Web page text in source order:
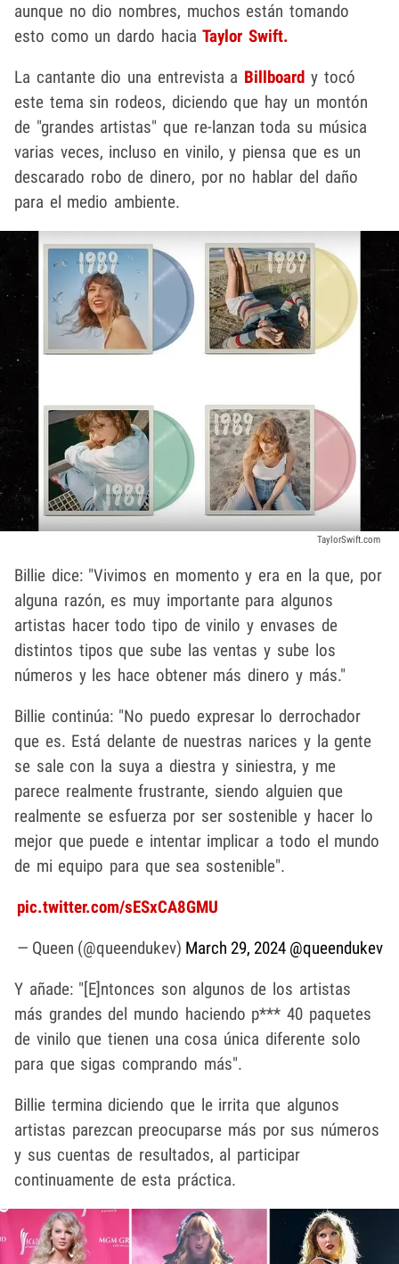
aunque no dio nombres, muchos están tomando
esto como un dardo haciaTaylor Swift.
La cantante dio una entrevista a Billboard y tocó
este tema sin rodeos, diciendo que hay un montón
de "grandes artistas" que re-lanzan toda su música
varias veces, incluso en vinilo, y piensa que es un
descarado robo de dinero, por no hablar del daño
para el medio ambiente.
TaylorSwift.com
Billie dice: "Vivimos en momento y era en la que, por
alguna razón, es muy importante para algunos
artistas hacer todo tipo de vinilo y envases de
distintos tipos que sube las ventas y sube los
números y les hace obtener más dinero y más."
Billie continúa: "No puedo expresar lo derrochador
que es. Está delante de nuestras narices y la gente
se sale con la suya a diestra y siniestra, y me
parece realmente frustrante, siendo alguien que
realmente se esfuerza por ser sostenible y hacer lo
mejor que puede e intentar implicar a todo el mundo
de mi equipo para que sea sostenible".
pic.twitter.com/sESxCA8GMU
— Queen (@queendukev) March 29, 2024 @queendukev
Y añade: "[E]ntonces son algunos de los artistas
más grandes del mundo haciendo p*** 40 paquetes
de vinilo que tienen una cosa única diferente solo
para que sigas comprando más".
Billie termina diciendo que le irrita que algunos
artistas parezcan preocuparse más por sus números
y sus cuentas de resultados, al participar
continuamente de esta práctica.